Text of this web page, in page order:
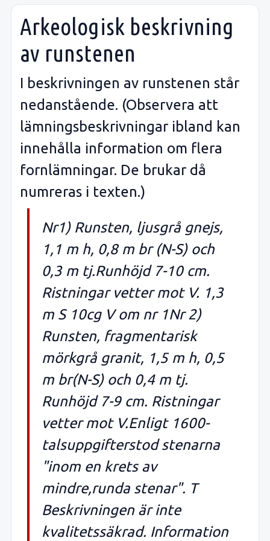
Arkeologisk beskrivning
av runstenen
I beskrivningen av runstenen står
nedanstående. (Observera att
lämningsbeskrivningar ibland kan
innehålla information om flera
fornlämningar. De brukar då
numreras i texten.)
Nr1) Runsten, ljusgrå gnejs,
1,1 m h, 0,8 m br (N-S) och
0,3 m tj.Runhöjd 7-10 cm.
Ristningar vetter mot V. 1,3
m S 10cg V om nr 1Nr 2)
Runsten, fragmentarisk
mörkgrå granit, 1,5 m h, 0,5
m br(N-S) och 0,4 m tj.
Runhöjd 7-9 cm. Ristningar
vetter mot V.Enligt 1600-
talsuppgifterstod stenarna
"inom en krets av
mindre,runda stenar". T
Beskrivningen är inte
kvalitetssäkrad. Information